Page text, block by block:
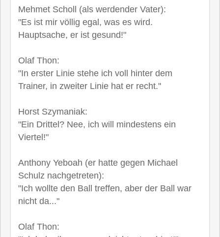
Mehmet Scholl (als werdender Vater):
"Es ist mir völlig egal, was es wird.
Hauptsache, er ist gesund!"
Olaf Thon:
"In erster Linie stehe ich voll hinter dem
Trainer, in zweiter Linie hat er recht."
Horst Szymaniak:
"Ein Drittel? Nee, ich will mindestens ein
Viertel!"
Anthony Yeboah (er hatte gegen Michael
Schulz nachgetreten):
"Ich wollte den Ball treffen, aber der Ball war
nicht da..."
Olaf Thon: